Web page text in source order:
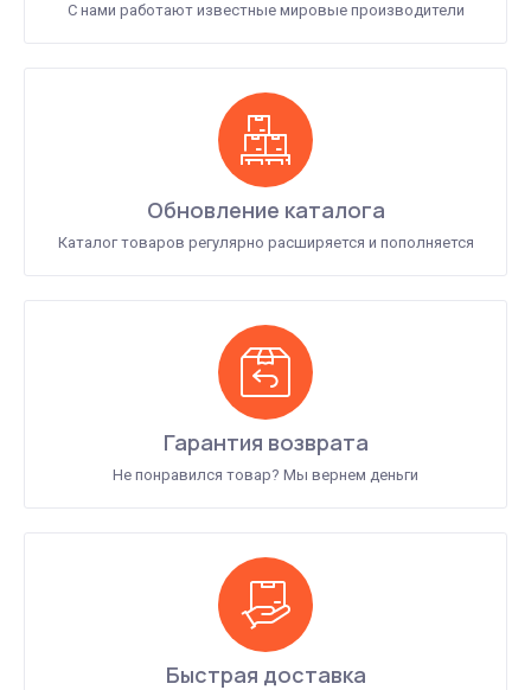
С нами работают известные мировые производители
Обновление каталога
Каталог товаров регулярно расширяется и пополняется
Гарантия возврата
Не понравился товар? Мы вернем деньги
Быстрая доставка